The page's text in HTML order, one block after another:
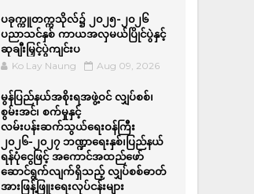
ပခုက္ကူတက္ကသိုလ်၌ ၂၀၂၅-၂၀၂၆
ပညာသင်နှစ် ကာယအလှမယ်ပြိုင်ပွဲနှင့်
ဆုချီးမြှင့်ပွဲကျင်းပ
Ko Lay Naung Aug 09, 2026
မွန်ပြည်နယ်အစိုးရအဖွဲ့ဝင် လျှပ်စစ်၊
စွမ်းအင်၊ စက်မှုနှင့်
လမ်းပန်းဆက်သွယ်ရေးဝန်ကြီး
၂၀၂၆-၂၀၂၇ ဘဏ္ဍာရေးနှစ်၊ပြည်နယ်
ရန်ပုံငွေဖြင့် အကောင်အထည်ဖော်
ဆောင်ရွက်လျက်ရှိသည့် လျှပ်စစ်ဓာတ်
အားဖြန့်ဖြူးရေးလုပ်ငန်းများ